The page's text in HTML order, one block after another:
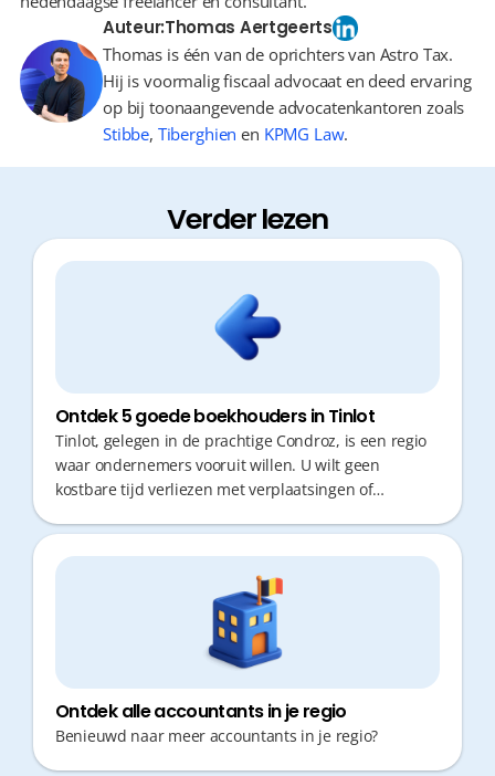
Auteur:Thomas Aertgeerts
Thomas is één van de oprichters van Astro Tax.
Hij is voormalig fiscaal advocaat en deed ervaring
op bij toonaangevende advocatenkantoren zoals
Stibbe, Tiberghien en KPMG Law.
Verder lezen
Ontdek 5 goede boekhouders in Tinlot
Tinlot, gelegen in de prachtige Condroz, is een regio
waar ondernemers vooruit willen. U wilt geen
kostbare tijd verliezen met verplaatsingen of
is cruciaal: niet alleen voor correcte cijfers, maar
vooral voor snel en proactief fiscaal advies. De juiste
keuze geeft u de vrijheid om te focussen op wat telt:
Ontdek alle accountants in je regio
Benieuwd naar meer accountants in je regio?